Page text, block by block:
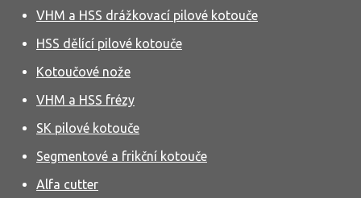
VHM a HSS drážkovací pilové kotouče
HSS dělící pilové kotouče
Kotoučové nože
VHM a HSS frézy
SK pilové kotouče
Segmentové a frikční kotouče
Alfa cutter